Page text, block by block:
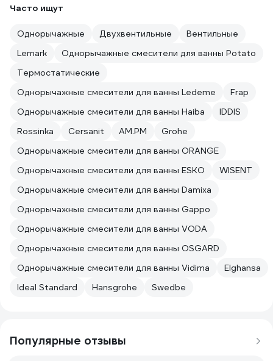
Часто ищут
Однорычажные Двухвентильные
Вентильные
Lemark
Однорычажные смесители для ванны Potato
Термостатические
Однорычажные смесители для ванны Ledeme
Frap
Однорычажные смесители для ванны Haiba
IDDIS
Rossinka
Cersanit AM.PM
Grohe
Однорычажные смесители для ванны ORANGE
Однорычажные смесители для ванны ESKO
WISENT
Однорычажные смесители для ванны Damixa
Однорычажные смесители для ванны Gappo
Однорычажные смесители для ванны VODA
Однорычажные смесители для ванны OSGARD
Однорычажные смесители для ванны Vidima
Elghansa
Ideal Standard
Hansgrohe Swedbe
Популярные отзывы